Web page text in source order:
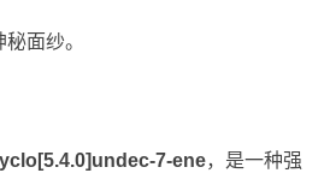
面纱。
7-ene，是一种强